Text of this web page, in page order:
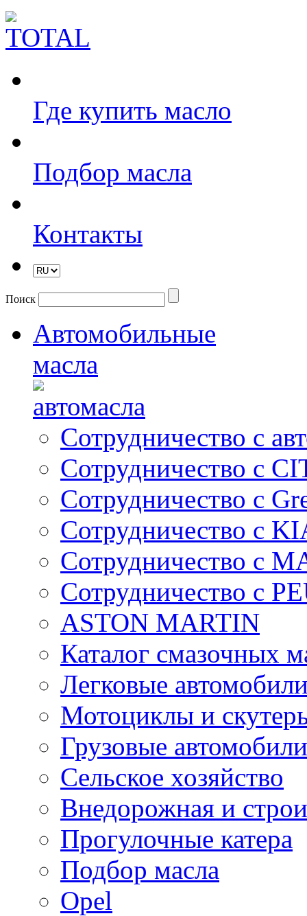
Где купить масло
Подбор масла
Контакты
Поиск
Автомобильные
масла
Сотрудничество с
Сотрудничество с
Сотрудничество с
Сотрудничество с
Сотрудничество с
Сотрудничество с
ASTON MARTIN
Каталог смазочных
Легковые
Мотоциклы и
Грузовые автомобили
Сельское хозяйство
Внедорожная и
Прогулочные катера
Подбор масла
Opel